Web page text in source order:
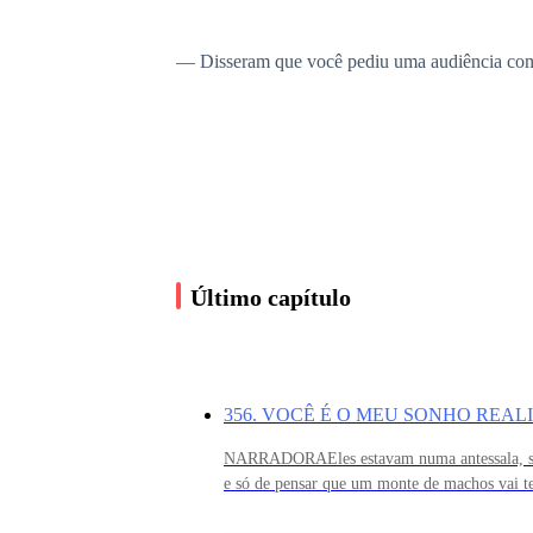
— Disseram que você pediu uma audiência
— Eu tenho uma proposta pra te fazer — soltei
Por um segundo achei que ele fosse rir na
Último capítulo
356. VOCÊ É O MEU SONHO
NARRADORAEles estavam numa antessala,
e só de pensar que um monte de machos vai